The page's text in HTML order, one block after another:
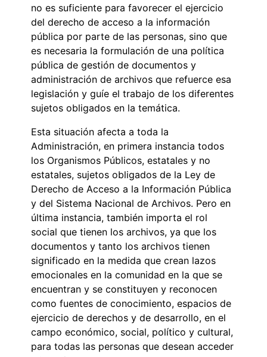
no es suficiente para favorecer el ejercicio
del derecho de acceso a la información
pública por parte de las personas, sino que
es necesaria la formulación de una política
pública de gestión de documentos y
administración de archivos que refuerce esa
legislación y guíe el trabajo de los diferentes
sujetos obligados en la temática.
Esta situación afecta a toda la
Administración, en primera instancia todos
los Organismos Públicos, estatales y no
estatales, sujetos obligados de la Ley de
Derecho de Acceso a la Información Pública
y del Sistema Nacional de Archivos. Pero en
última instancia, también importa el rol
social que tienen los archivos, ya que los
documentos y tanto los archivos tienen
significado en la medida que crean lazos
emocionales en la comunidad en la que se
encuentran y se constituyen y reconocen
como fuentes de conocimiento, espacios de
ejercicio de derechos y de desarrollo, en el
campo económico, social, político y cultural,
para todas las personas que desean acceder